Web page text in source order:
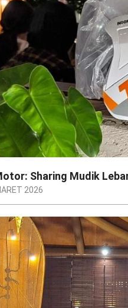
Sharing Mudik
2026